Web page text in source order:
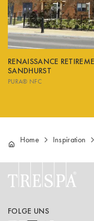
RENAISSANCE
SANDHURST
PURA® NFC
Home Inspiration
FOLGE UNS